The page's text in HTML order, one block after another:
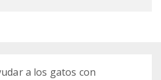
a los gatos con